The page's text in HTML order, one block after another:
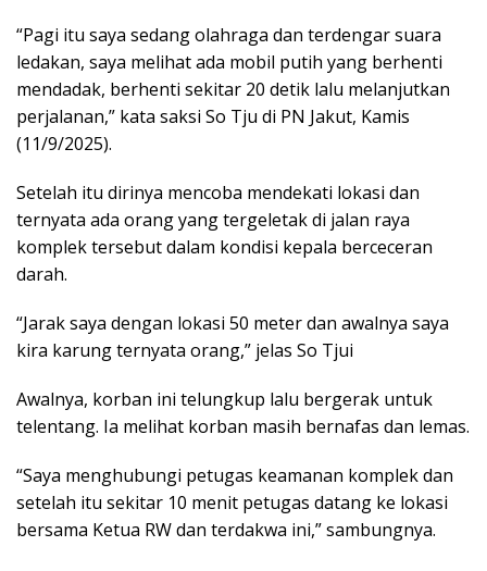
“Pagi itu saya sedang olahraga dan terdengar suara
ledakan, saya melihat ada mobil putih yang berhenti
mendadak, berhenti sekitar 20 detik lalu melanjutkan
perjalanan,” kata saksi So Tju di PN Jakut, Kamis
(11/9/2025).
Setelah itu dirinya mencoba mendekati lokasi dan
ternyata ada orang yang tergeletak di jalan raya
komplek tersebut dalam kondisi kepala berceceran
darah.
“Jarak saya dengan lokasi 50 meter dan awalnya saya
kira karung ternyata orang,” jelas So Tjui
Awalnya, korban ini telungkup lalu bergerak untuk
telentang. Ia melihat korban masih bernafas dan lemas.
“Saya menghubungi petugas keamanan komplek dan
setelah itu sekitar 10 menit petugas datang ke lokasi
bersama Ketua RW dan terdakwa ini,” sambungnya.